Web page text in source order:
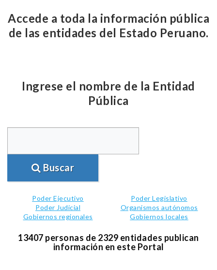
Accede a toda la información pública
de las entidades del Estado Peruano.
Ingrese el nombre de la Entidad
Pública
Buscar
Poder Ejecutivo
Poder Legislativo
Poder Judicial
Organismos autónomos
Gobiernos regionales
Gobiernos locales
13407 personas de 2329 entidades publican
información en este Portal